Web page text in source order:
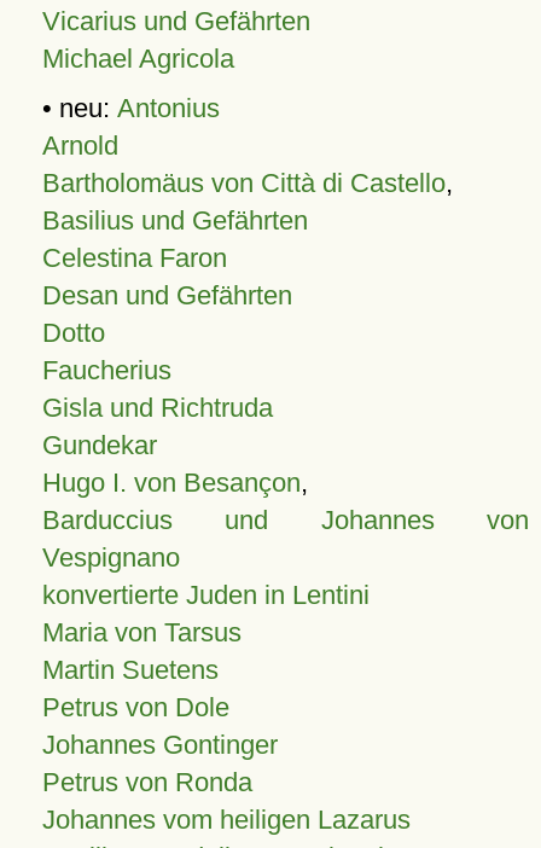
Vicarius und Gefährten
Michael Agricola
• neu: Antonius
Arnold
Bartholomäus von Città di Castello,
Basilius und Gefährten
Celestina Faron
Desan und Gefährten
Dotto
Faucherius
Gisla und Richtruda
Gundekar
Hugo I. von Besançon,
Barduccius und Johannes von
Vespignano
konvertierte Juden in Lentini
Maria von Tarsus
Martin Suetens
Petrus von Dole
Johannes Gontinger
Petrus von Ronda
Johannes vom heiligen Lazarus